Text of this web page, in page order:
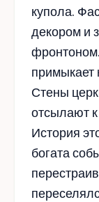
купола.
декором и
примыкает
Стены
отсылают
История
богата